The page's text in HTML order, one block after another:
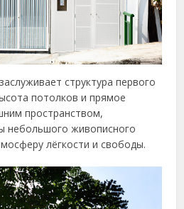
структура первого
потолков и прямое
пространством,
небольшого живописного
лёгкости и свободы.